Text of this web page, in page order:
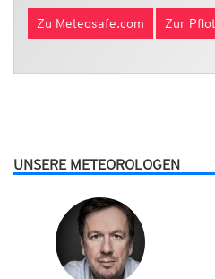
Zu Meteosafe.com Zur
UNSERE METEOROLOGEN